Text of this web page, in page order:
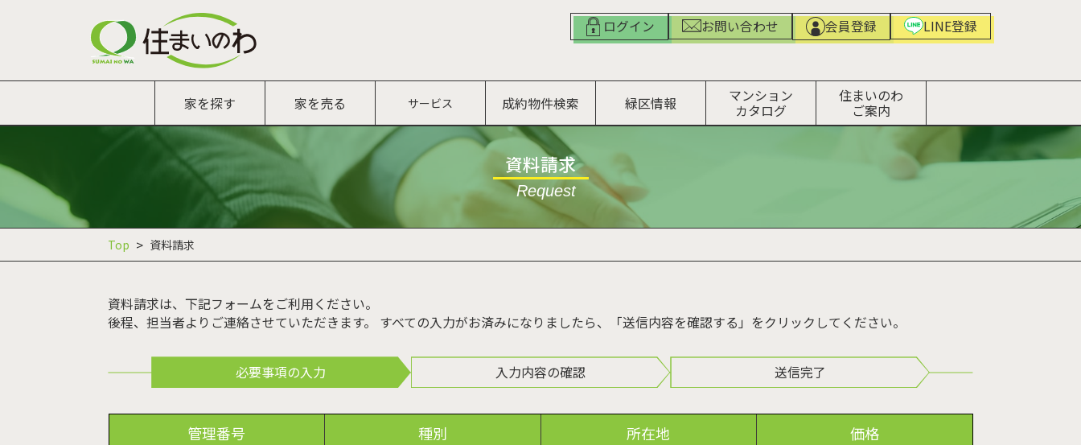
ログイン お問い合わせ 会員登録 LINE登録
家を探す 家を売る サービス 成約物件検索 緑区情報
マンション
カタログ
住まいのわ
ご案内
資料請求
Request
Top 資料請求
資料請求は、下記フォームをご利用ください。
後程、担当者よりご連絡させていただきます。 すべての入力がお済みになりましたら、「送信内容を確認する」をクリックしてください。
必要事項の入力 入力内容の確認 送信完了
管理番号 種別 所在地 価格